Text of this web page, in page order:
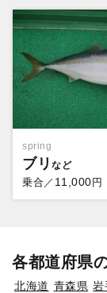
spring
ブリ
乗合／ 11,000円
各都道府県
北海道 青森県 岩